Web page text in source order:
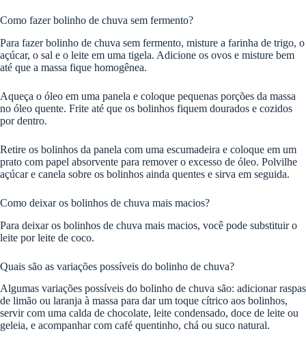
Como fazer bolinho de chuva sem fermento?
Para fazer bolinho de chuva sem fermento, misture a farinha de trigo, o
açúcar, o sal e o leite em uma tigela. Adicione os ovos e misture bem
até que a massa fique homogênea.
Aqueça o óleo em uma panela e coloque pequenas porções da massa
no óleo quente. Frite até que os bolinhos fiquem dourados e cozidos
por dentro.
Retire os bolinhos da panela com uma escumadeira e coloque em um
prato com papel absorvente para remover o excesso de óleo. Polvilhe
açúcar e canela sobre os bolinhos ainda quentes e sirva em seguida.
Como deixar os bolinhos de chuva mais macios?
Para deixar os bolinhos de chuva mais macios, você pode substituir o
leite por leite de coco.
Quais são as variações possíveis do bolinho de chuva?
Algumas variações possíveis do bolinho de chuva são: adicionar raspas
de limão ou laranja à massa para dar um toque cítrico aos bolinhos,
servir com uma calda de chocolate, leite condensado, doce de leite ou
geleia, e acompanhar com café quentinho, chá ou suco natural.